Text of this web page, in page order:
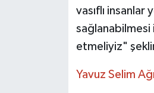
vasıflı
sağlanabilmesi
etmeliyiz"
Yavuz Selim